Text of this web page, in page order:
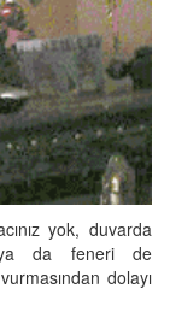
yok, duvarda
ya da feneri de
dolayı